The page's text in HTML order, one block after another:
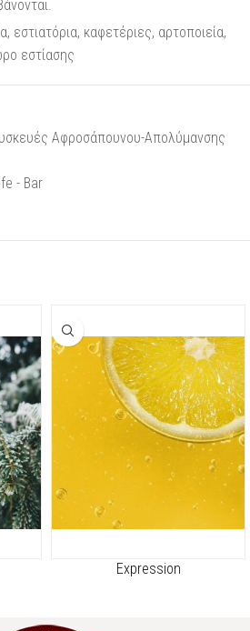
εστιατόρια, καφετέριες, αρτοποιεία,
εστίασης
Αφροσάπουνου-Απολύμανσης
- Bar
Expression